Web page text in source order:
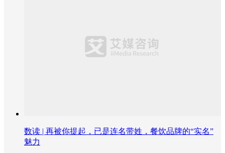
数读 | 再被你提起，已是连名带姓，餐饮品牌的“实名”
魅力